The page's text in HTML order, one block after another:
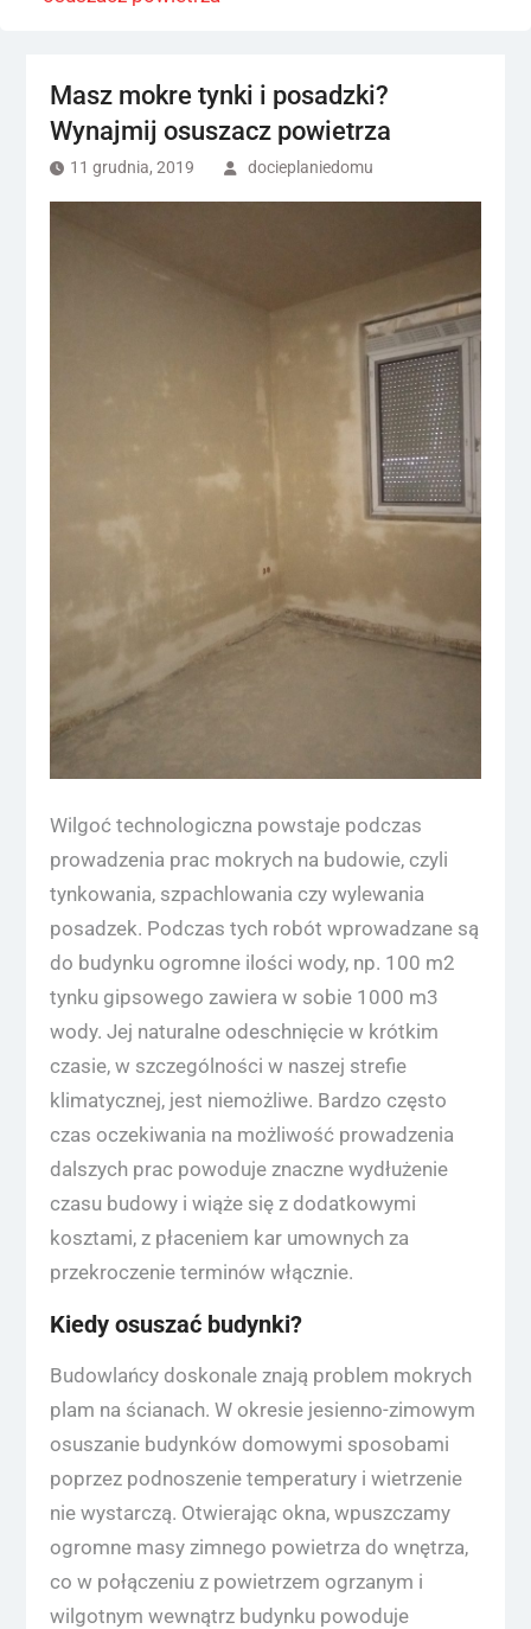
Masz mokre tynki i posadzki?
Wynajmij osuszacz powietrza
11 grudnia, 2019 docieplaniedomu
Wilgoć technologiczna powstaje podczas
prowadzenia prac mokrych na budowie, czyli
tynkowania, szpachlowania czy wylewania
posadzek. Podczas tych robót wprowadzane są
do budynku ogromne ilości wody, np. 100 m2
tynku gipsowego zawiera w sobie 1000 m3
wody. Jej naturalne odeschnięcie w krótkim
czasie, w szczególności w naszej strefie
klimatycznej, jest niemożliwe. Bardzo często
czas oczekiwania na możliwość prowadzenia
dalszych prac powoduje znaczne wydłużenie
czasu budowy i wiąże się z dodatkowymi
kosztami, z płaceniem kar umownych za
przekroczenie terminów włącznie.
Kiedy osuszać budynki?
Budowlańcy doskonale znają problem mokrych
plam na ścianach. W okresie jesienno-zimowym
osuszanie budynków domowymi sposobami
poprzez podnoszenie temperatury i wietrzenie
nie wystarczą. Otwierając okna, wpuszczamy
ogromne masy zimnego powietrza do wnętrza,
co w połączeniu z powietrzem ogrzanym i
wilgotnym wewnątrz budynku powoduje